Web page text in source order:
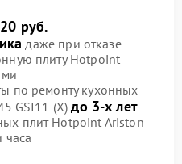
руб.
даже при отказе
плиту Hotpoint
по ремонту кухонных
GSI11 (X)до 3-х лет
плит Hotpoint Ariston
часа